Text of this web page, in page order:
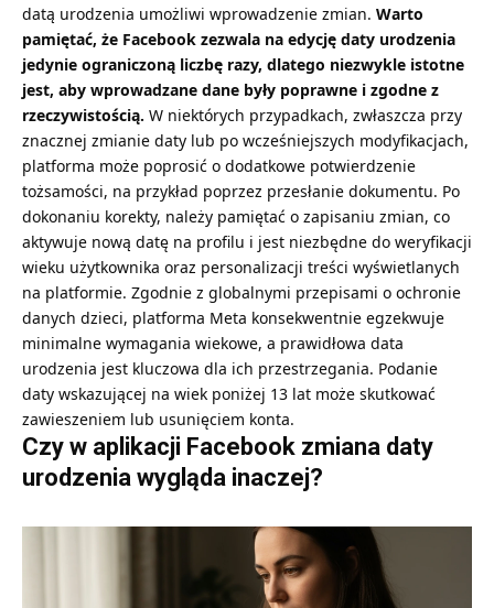
datą urodzenia umożliwi wprowadzenie zmian. Warto
pamiętać, że Facebook zezwala na edycję daty urodzenia
jedynie ograniczoną liczbę razy, dlatego niezwykle istotne
jest, aby wprowadzane dane były poprawne i zgodne z
rzeczywistością. W niektórych przypadkach, zwłaszcza przy
znacznej zmianie daty lub po wcześniejszych modyfikacjach,
platforma może poprosić o dodatkowe potwierdzenie
tożsamości, na przykład poprzez przesłanie dokumentu. Po
dokonaniu korekty, należy pamiętać o zapisaniu zmian, co
aktywuje nową datę na profilu i jest niezbędne do weryfikacji
wieku użytkownika oraz personalizacji treści wyświetlanych
na platformie. Zgodnie z globalnymi przepisami o ochronie
danych dzieci, platforma Meta konsekwentnie egzekwuje
minimalne wymagania wiekowe, a prawidłowa data
urodzenia jest kluczowa dla ich przestrzegania. Podanie
daty wskazującej na wiek poniżej 13 lat może skutkować
zawieszeniem lub usunięciem konta.
Czy w aplikacji Facebook zmiana daty
urodzenia wygląda inaczej?